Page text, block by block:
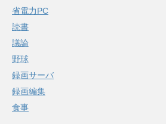
省電力PC
読書
議論
野球
録画サーバ
録画編集
食事